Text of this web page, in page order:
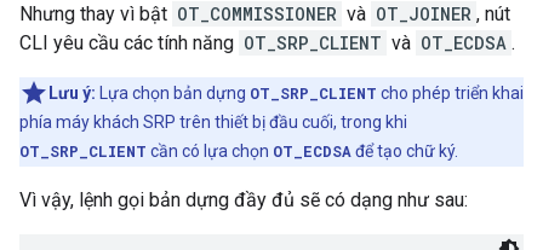
Nhưng thay vì bật OT_COMMISSIONER và OT_JOINER , nút
CLI yêu cầu các tính năng OT_SRP_CLIENT và OT_ECDSA .
Lưu ý: Lựa chọn bản dựng OT_SRP_CLIENT cho phép triển khai
phía máy khách SRP trên thiết bị đầu cuối, trong khi
OT_SRP_CLIENT cần có lựa chọn OT_ECDSA để tạo chữ ký.
Vì vậy, lệnh gọi bản dựng đầy đủ sẽ có dạng như sau: